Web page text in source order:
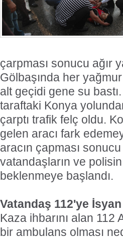
çarpması sonucu ağır
Gölbaşında her yağmur
alt geçidi gene su
taraftaki Konya
çarptı trafik felç oldu.
gelen aracı fark
aracın çapması
vatandaşların ve
beklenmeye başlandı.
Vatandaş 112'ye
Kaza ihbarını alan 112
bir ambulans olması